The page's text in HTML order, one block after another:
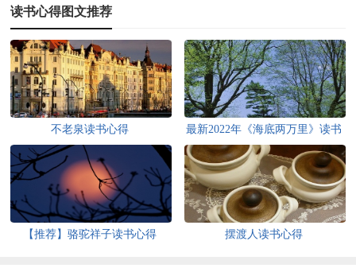
读书心得图文推荐
不老泉读书心得
最新2022年《海底两万里》读书
心得
【推荐】骆驼祥子读书心得 摆渡人读书心得